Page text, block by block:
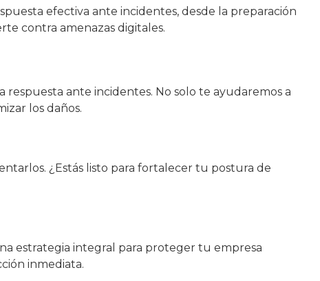
efectiva ante incidentes, desde la preparación
contra amenazas digitales.
ante incidentes. No solo te ayudaremos a
los daños.
¿Estás listo para fortalecer tu postura de
estrategia integral para proteger tu empresa
inmediata.